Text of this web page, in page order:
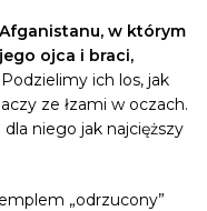
w którym
ojca i braci,
Podzielimy ich los, jak
ze łzami w oczach.
niego jak najcięższy
„odrzucony”